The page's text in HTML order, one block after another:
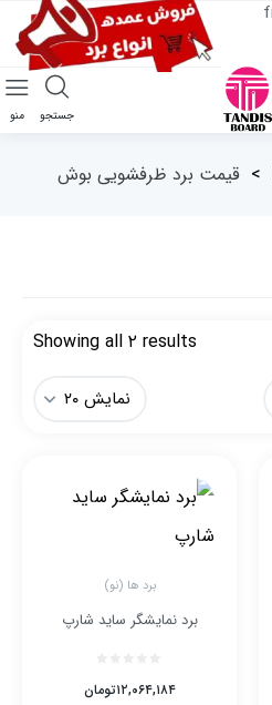
منو جستجو
> قیمت برد ظرفشویی بوش
Showing all ۲ results
برد ها (نو)
برد نمایشگر ساید شارپ
تومان۱۲,۰۶۴,۱۸۴